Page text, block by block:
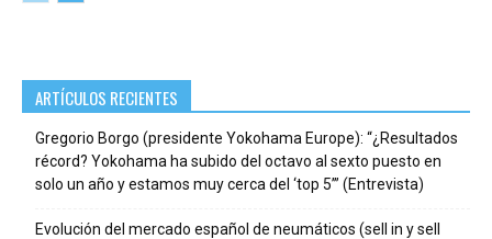
ARTÍCULOS RECIENTES
Gregorio Borgo (presidente Yokohama Europe): “¿Resultados
récord? Yokohama ha subido del octavo al sexto puesto en
solo un año y estamos muy cerca del ‘top 5’” (Entrevista)
Evolución del mercado español de neumáticos (sell in y sell